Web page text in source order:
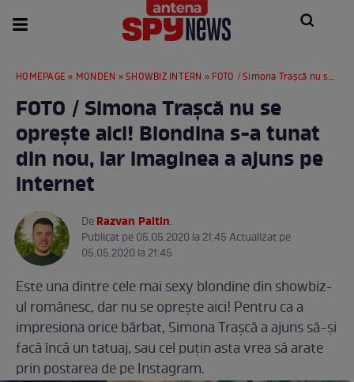
HOMEPAGE » MONDEN »SHOWBIZ INTERN » FOTO / Simona Trașcă nu se oprește aici! Blondina s-a tunat din nou, iar imaginea a ajuns pe internet
FOTO / Simona Trașcă nu se
oprește aici! Blondina s-a tunat
din nou, iar imaginea a ajuns pe
internet
DeRazvan Paltin.
Publicat pe 05.05.2020 la 21:45 Actualizat pe
05.05.2020 la 21:45
Este una dintre cele mai sexy blondine din showbiz-
ul românesc, dar nu se oprește aici! Pentru ca a
impresiona orice bărbat, Simona Trașcă a ajuns să-și
facă încă un tatuaj, sau cel puțin asta vrea să arate
prin postarea de pe Instagram.